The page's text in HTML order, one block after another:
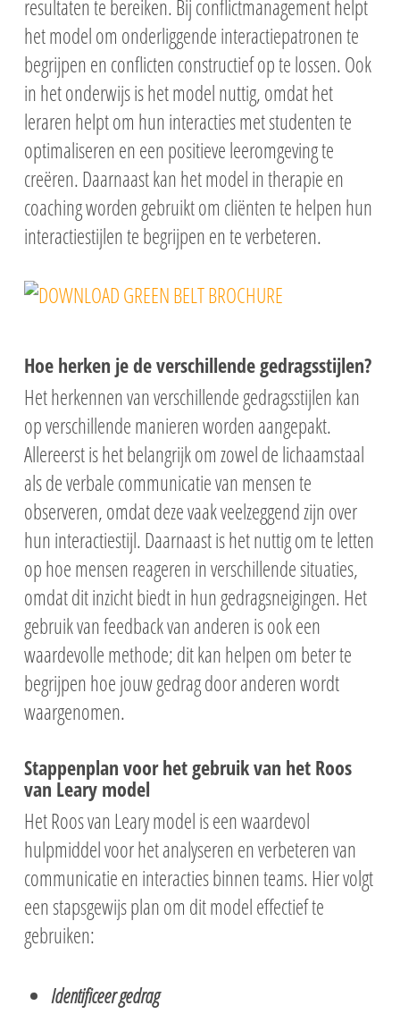
resultaten te bereiken. Bij conflictmanagement helpt
het model om onderliggende interactiepatronen te
begrijpen en conflicten constructief op te lossen. Ook
in het onderwijs is het model nuttig, omdat het
leraren helpt om hun interacties met studenten te
optimaliseren en een positieve leeromgeving te
creëren. Daarnaast kan het model in therapie en
coaching worden gebruikt om cliënten te helpen hun
interactiestijlen te begrijpen en te verbeteren.
Hoe herken je de verschillende gedragsstijlen?
Het herkennen van verschillende gedragsstijlen kan
op verschillende manieren worden aangepakt.
Allereerst is het belangrijk om zowel de lichaamstaal
als de verbale communicatie van mensen te
observeren, omdat deze vaak veelzeggend zijn over
hun interactiestijl. Daarnaast is het nuttig om te letten
op hoe mensen reageren in verschillende situaties,
omdat dit inzicht biedt in hun gedragsneigingen. Het
gebruik van feedback van anderen is ook een
waardevolle methode; dit kan helpen om beter te
begrijpen hoe jouw gedrag door anderen wordt
waargenomen.
Stappenplan voor het gebruik van het Roos
van Leary model
Het Roos van Leary model is een waardevol
hulpmiddel voor het analyseren en verbeteren van
communicatie en interacties binnen teams. Hier volgt
een stapsgewijs plan om dit model effectief te
gebruiken:
Identificeer gedrag